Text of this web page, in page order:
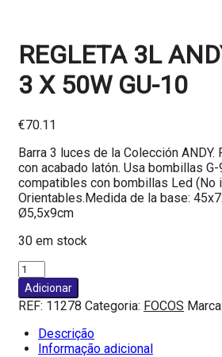
REGLETA 3L
3 X 50W GU-10
€70.11
Barra 3 luces de la Colección ANDY.
con acabado latón. Usa bombillas
compatibles con bombillas Led (No
Orientables.Medida de la base:
Ø5,5x9cm
30 em stock
Quantidade
de
REGLETA
3L
ANDY
LATON
Adicionar
REF: 11278 Categoria: FOCOS Marca:
Descrição
Informação adicional